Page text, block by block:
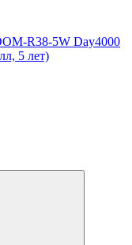
R38-5W Day4000
5 лет)